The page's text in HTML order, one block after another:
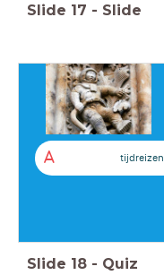
Slide 17 - Slide
A tijdreizen
Slide 18 - Quiz